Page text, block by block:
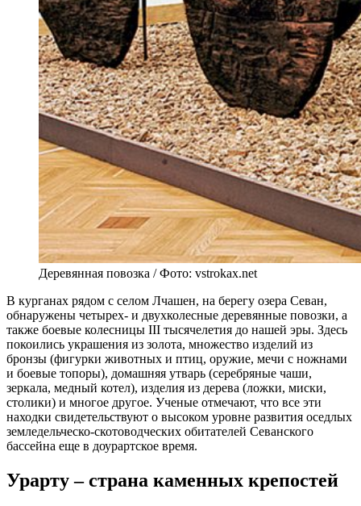
Деревянная повозка / Фото: vstrokax.net
В курганах рядом с селом Лчашен, на берегу озера Севан,
обнаружены четырех- и двухколесные деревянные повозки, а
также боевые колесницы III тысячелетия до нашей эры. Здесь
покоились украшения из золота, множество изделий из
бронзы (фигурки животных и птиц, оружие, мечи с ножнами
и боевые топоры), домашняя утварь (серебряные чаши,
зеркала, медный котел), изделия из дерева (ложки, миски,
столики) и многое другое. Ученые отмечают, что все эти
находки свидетельствуют о высоком уровне развития оседлых
земледельческо-скотоводческих обитателей Севанского
бассейна еще в доурартское время.
Урарту – страна каменных крепостей